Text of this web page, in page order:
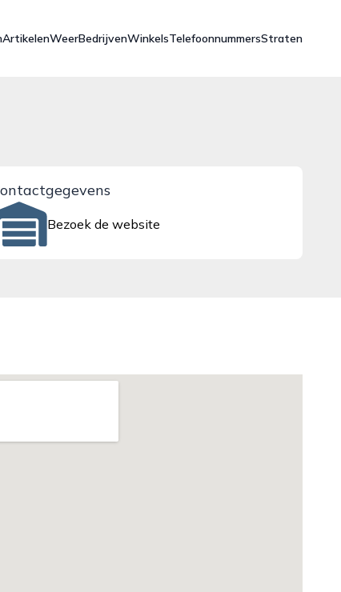
ArtikelenWeerBedrijvenWinkelsTelefoonnummersStraten
Bezoek de website